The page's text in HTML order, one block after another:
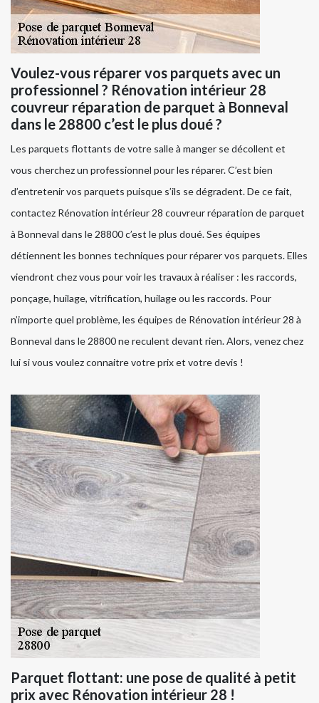
Voulez-vous réparer vos parquets avec un
professionnel ? Rénovation intérieur 28
couvreur réparation de parquet à Bonneval
dans le 28800 c’est le plus doué ?
Les parquets flottants de votre salle à manger se décollent et
vous cherchez un professionnel pour les réparer. C’est bien
d’entretenir vos parquets puisque s’ils se dégradent. De ce fait,
contactez Rénovation intérieur 28 couvreur réparation de parquet
à Bonneval dans le 28800 c’est le plus doué. Ses équipes
détiennent les bonnes techniques pour réparer vos parquets. Elles
viendront chez vous pour voir les travaux à réaliser : les raccords,
ponçage, huilage, vitrification, huilage ou les raccords. Pour
n’importe quel problème, les équipes de Rénovation intérieur 28 à
Bonneval dans le 28800 ne reculent devant rien. Alors, venez chez
lui si vous voulez connaitre votre prix et votre devis !
Parquet flottant: une pose de qualité à petit
prix avec Rénovation intérieur 28 !